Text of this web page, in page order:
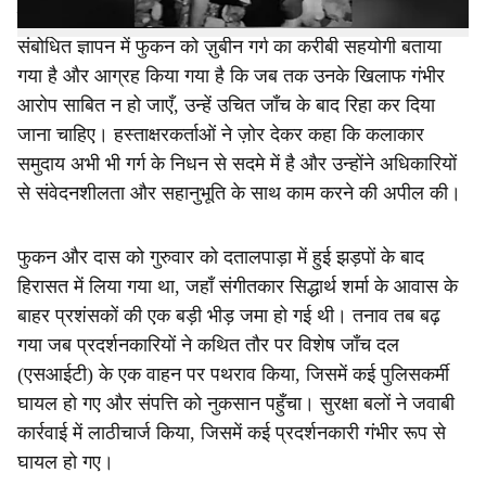
कामरूप (मेट्रो) स्थित गोरचुक पुलिस चौकी के प्रभारी अधिकारी को
संबोधित ज्ञापन में फुकन को ज़ुबीन गर्ग का करीबी सहयोगी बताया
गया है और आग्रह किया गया है कि जब तक उनके खिलाफ गंभीर
आरोप साबित न हो जाएँ, उन्हें उचित जाँच के बाद रिहा कर दिया
जाना चाहिए। हस्ताक्षरकर्ताओं ने ज़ोर देकर कहा कि कलाकार
समुदाय अभी भी गर्ग के निधन से सदमे में है और उन्होंने अधिकारियों
से संवेदनशीलता और सहानुभूति के साथ काम करने की अपील की।
फुकन और दास को गुरुवार को दतालपाड़ा में हुई झड़पों के बाद
हिरासत में लिया गया था, जहाँ संगीतकार सिद्धार्थ शर्मा के आवास के
बाहर प्रशंसकों की एक बड़ी भीड़ जमा हो गई थी। तनाव तब बढ़
गया जब प्रदर्शनकारियों ने कथित तौर पर विशेष जाँच दल
(एसआईटी) के एक वाहन पर पथराव किया, जिसमें कई पुलिसकर्मी
घायल हो गए और संपत्ति को नुकसान पहुँचा। सुरक्षा बलों ने जवाबी
कार्रवाई में लाठीचार्ज किया, जिसमें कई प्रदर्शनकारी गंभीर रूप से
घायल हो गए।